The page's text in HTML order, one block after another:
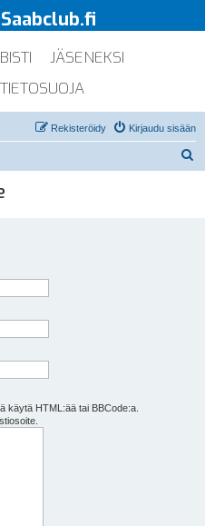
JÄSENEKSI
TIETOSUOJA
Kirjaudu sisään
Rekisteröidy
käytä HTML:ää tai BBCode:a.